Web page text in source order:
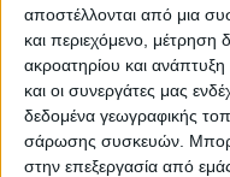
αποστέλλονται από μια
και περιεχόμενο, μέτρηση
ακροατηρίου και
και οι συνεργάτες μας
δεδομένα γεωγραφικής
σάρωσης συσκευών.
στην επεξεργασία από